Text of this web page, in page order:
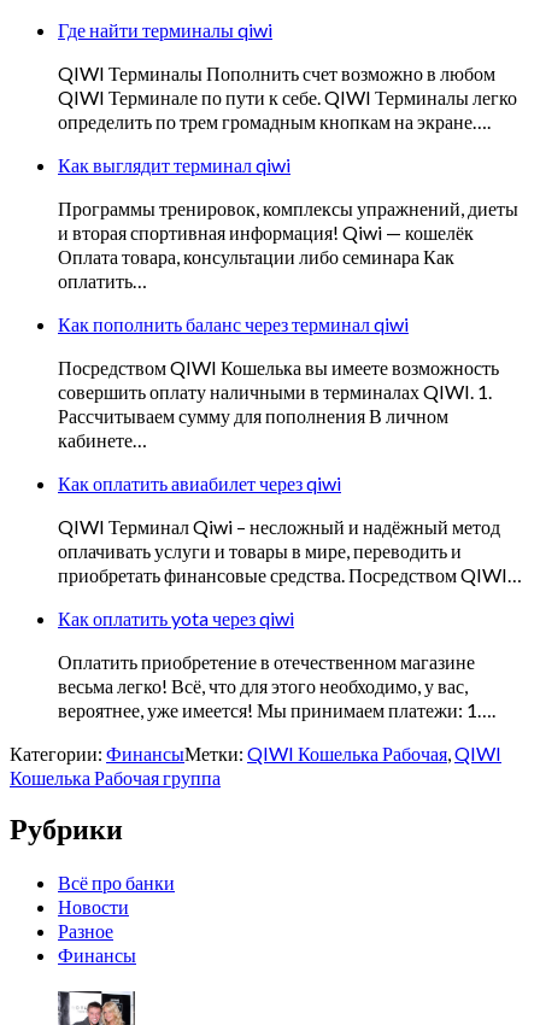
Где найти терминалы qiwi
QIWI Терминалы Пополнить счет возможно в любом
QIWI Терминале по пути к себе. QIWI Терминалы легко
определить по трем громадным кнопкам на экране….
Как выглядит терминал qiwi
Программы тренировок, комплексы упражнений, диеты
и вторая спортивная информация! Qiwi — кошелёк
Оплата товара, консультации либо семинара Как
оплатить…
Как пополнить баланс через терминал qiwi
Посредством QIWI Кошелька вы имеете возможность
совершить оплату наличными в терминалах QIWI. 1.
Рассчитываем сумму для пополнения В личном
кабинете…
Как оплатить авиабилет через qiwi
QIWI Терминал Qiwi – несложный и надёжный метод
оплачивать услуги и товары в мире, переводить и
приобретать финансовые средства. Посредством QIWI…
Как оплатить yota через qiwi
Оплатить приобретение в отечественном магазине
весьма легко! Всё, что для этого необходимо, у вас,
вероятнее, уже имеется! Мы принимаем платежи: 1….
Категории: ФинансыМетки: QIWI Кошелька Рабочая,QIWI
Кошелька Рабочая группа
Рубрики
Всё про банки
Новости
Разное
Финансы